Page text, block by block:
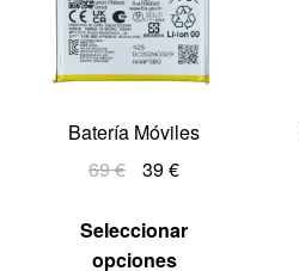
Batería Móviles
69€ 39€
Seleccionar
opciones